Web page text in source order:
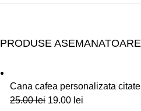
PRODUSE ASEMANATOARE
Cana cafea personalizata
25.00lei 19.00 lei